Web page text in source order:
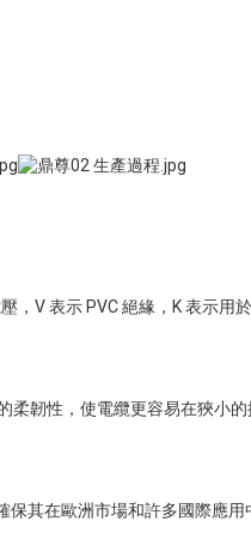
，V 表示 PVC 絕緣，K 表示用
柔韌性，使電纜更容易在狹小
其在歐洲市場和許多國際應用